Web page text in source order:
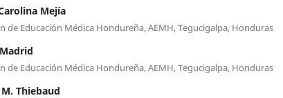
Mejía
de Educación Médica Hondureña, AEMH, Tegucigalpa, Honduras
de Educación Médica Hondureña, AEMH, Tegucigalpa, Honduras
Thiebaud